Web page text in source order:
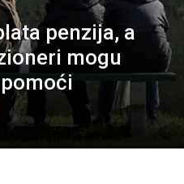
penzija, a
mogu